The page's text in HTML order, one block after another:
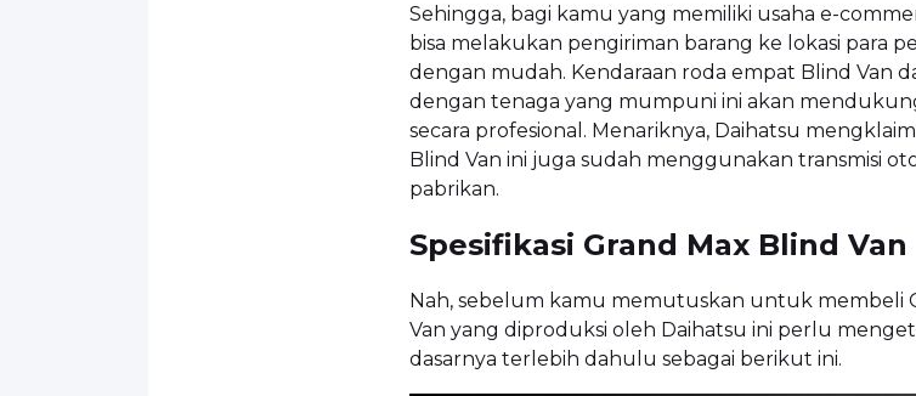
Sehingga, bagi kamu yang memiliki usaha e-
bisa melakukan pengiriman barang ke lokasi para
dengan mudah. Kendaraan roda empat Blind Van
dengan tenaga yang mumpuni ini akan
secara profesional. Menariknya, Daihatsu
Blind Van ini juga sudah menggunakan transmisi
pabrikan.
Spesifikasi Grand Max Blind Van
Nah, sebelum kamu memutuskan untuk membeli
Van yang diproduksi oleh Daihatsu ini perlu
dasarnya terlebih dahulu sebagai berikut ini.